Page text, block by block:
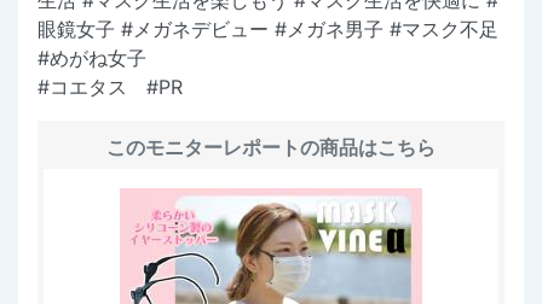
眼鏡女子 #メガネデビュー #メガネ男子 #マスク不足
#めがね女子
#コエタス #PR
このモニターレポートの商品はこちら